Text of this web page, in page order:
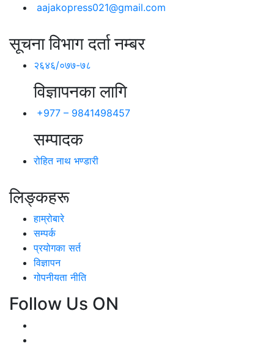
aajakopress021@gmail.com
सूचना विभाग दर्ता नम्बर
२६४६/०७७-७८
विज्ञापनका लागि
+977 – 9841498457
सम्पादक
रोहित नाथ भण्डारी
लिङ्कहरू
हाम्रोबारे
सम्पर्क
प्रयोगका सर्त
विज्ञापन
गोपनीयता नीति
Follow Us ON